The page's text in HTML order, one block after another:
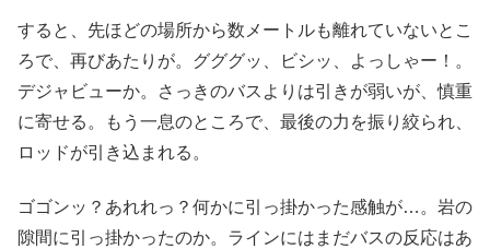
すると、先ほどの場所から数メートルも離れていないとこ
ろで、再びあたりが。グググッ、ビシッ、よっしゃー！。
デジャビューか。さっきのバスよりは引きが弱いが、慎重
に寄せる。もう一息のところで、最後の力を振り絞られ、
ロッドが引き込まれる。
ゴゴンッ？あれれっ？何かに引っ掛かった感触が…。岩の
隙間に引っ掛かったのか。ラインにはまだバスの反応はあ